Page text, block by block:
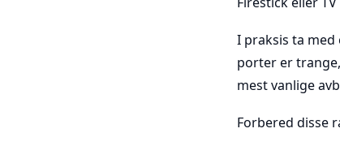
I praksis ta
porter er
mest vanlige
Forbered disse